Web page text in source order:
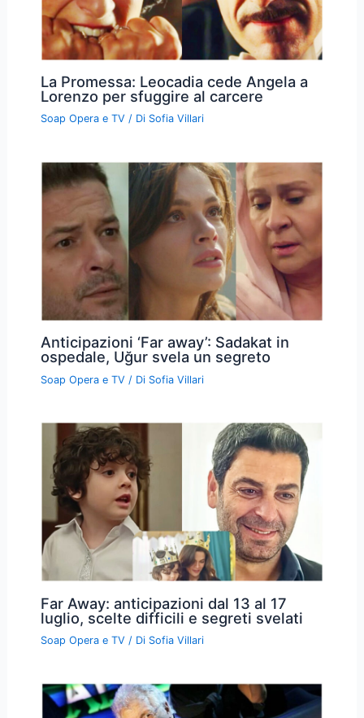
La Promessa: Leocadia cede Angela a
Lorenzo per sfuggire al carcere
Soap Opera e TV / Di Sofia Villari
Anticipazioni ‘Far away’: Sadakat in
ospedale, Uğur svela un segreto
Soap Opera e TV / Di Sofia Villari
Far Away: anticipazioni dal 13 al 17
luglio, scelte difficili e segreti svelati
Soap Opera e TV / Di Sofia Villari